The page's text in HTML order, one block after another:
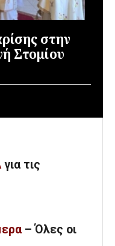
στην
Στομίου
για τις
– Όλες οι